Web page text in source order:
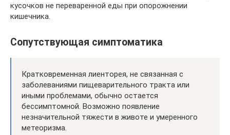
кусочков не переваренной еды при опорожнении
кишечника.
Сопутствующая симптоматика
Кратковременная лиенторея, не связанная с
заболеваниями пищеварительного тракта или
иными проблемами, обычно остается
бессимптомной. Возможно появление
незначительной тяжести в животе и умеренного
метеоризма.